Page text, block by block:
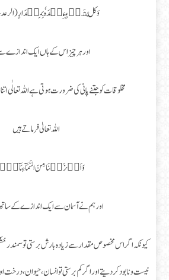
وَكُلُّ شَىۡءٍ عِنۡدَهٗ بِمِقۡدَارٍ‏ (الرعد –
اور ہر چیز اس کے ہاں ایک
مخلوقات کو جتنے پانی کی ضرورت ہوتی ہے اللہ تعالٰی
اللہ تعالیٰ فرماتے ہیں
وَاَنۡزَلۡنَا مِنَ السَّمَآءِ مَآءًۢ
اور ہم نے آسمان سے ایک اندازے کے ساتھ
کیونکہ اگر اس مخصوص مقدار سے زیادہ بارش برستی تو سمندر
نیست و نابود کردیتے اور اگر کم برستی تو انسان، حیوان، درخت